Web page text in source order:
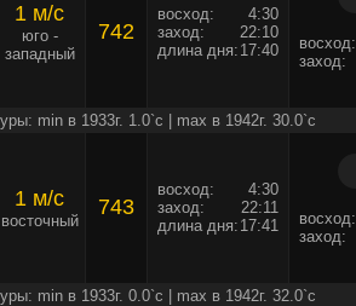
1 м/c
юго -
западный
742
восход:
4:30
заход:
22:10
длина дня: 17:40 восход:
заход:
min в 1933г. 1.0`c | max в 1942г. 30.0`c
1 м/c
восточный
743
восход:
4:30
заход:
22:11
длина дня: 17:41 восход:
заход:
min в 1933г. 0.0`c | max в 1942г. 32.0`c